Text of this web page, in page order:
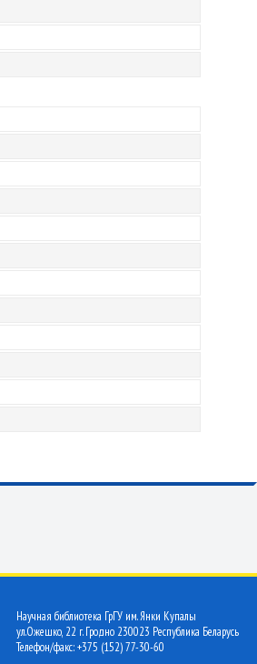
Научная библиотека ГрГУ им. Янки Купалы
ул.Ожешко, 22 г. Гродно 230023 Республика Беларусь
Телефон/факс: +375 (152) 77-30-60